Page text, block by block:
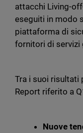
attacchi Living-
eseguiti in modo
piattaforma di
fornitori di servizi
Tra i suoi risultati
Report riferito a
Nuove